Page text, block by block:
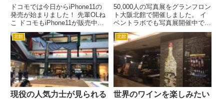
ドコモでは今日からiPhone11の
発売が始まりました！ 先輩OLね
こ ドコモもiPhone11が販売中な
のよ。 新人OLねこ 5Gの時代が
やってきたのね。 新人OLねこ ド
コモは家族にスマホを紹介したら
特典があるようよ。でも9月30日
まで...
催！
50,000人の写真展をグランフロン
ト大阪北館で開催しました。 イ
ベントラボでも写真展開催中で
す。 新人OLねこ 会場にはずらっ
と写真が並びます。風景から人物
から色々とあり、見応えバッチリ
ですよ。 先輩OLねこ 会場には絆
ポストも。作品出品...
北館
現役の人気力士が見られる
北館
世界のワインを楽しみたい